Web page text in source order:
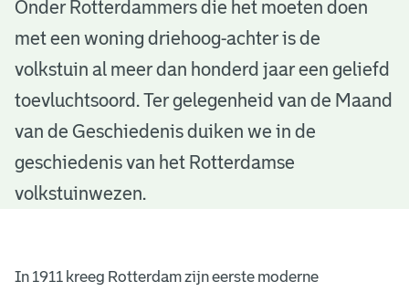
T
u
n
Onder Rotterdammers die het moeten doen
met een woning driehoog-achter is de
volkstuin al meer dan honderd jaar een geliefd
toevluchtsoord. Ter gelegenheid van de Maand
van de Geschiedenis duiken we in de
geschiedenis van het Rotterdamse
volkstuinwezen.
In 1911 kreeg Rotterdam zijn eerste moderne